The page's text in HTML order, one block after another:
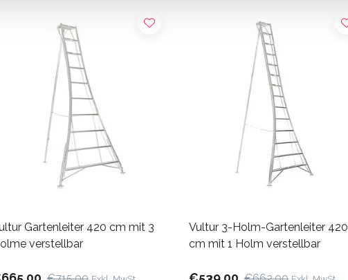
Gartenleiter 420 cm mit 3
verstellbar
Vultur 3-Holm-Gartenleiter 420
cm mit 1 Holm verstellbar